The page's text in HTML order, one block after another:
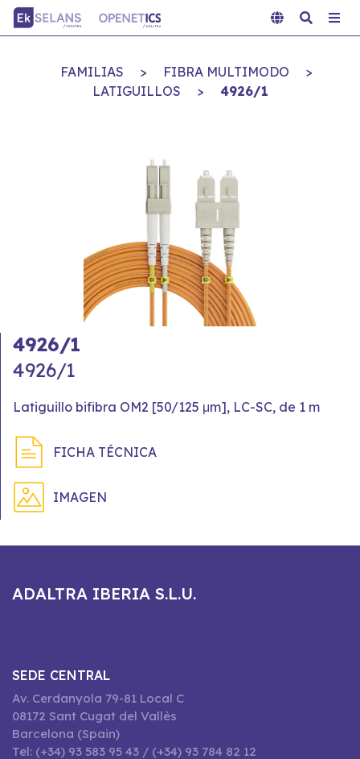
FAMILIAS > FIBRA MULTIMODO
>
LATIGUILLOS
> 4926/1
4926/1
4926/1
Latiguillo bifibra OM2 [50/125 μm], LC-SC, de 1 m
FICHA TÉCNICA
IMAGEN
ADALTRA IBERIA S.L.U.
SEDE CENTRAL
Av. Cerdanyola 79-81 Local C
08172 Sant Cugat del Vallès
Barcelona (Spain)
Tel: (+34) 93 583 95 43 / (+34) 93 784 82 12